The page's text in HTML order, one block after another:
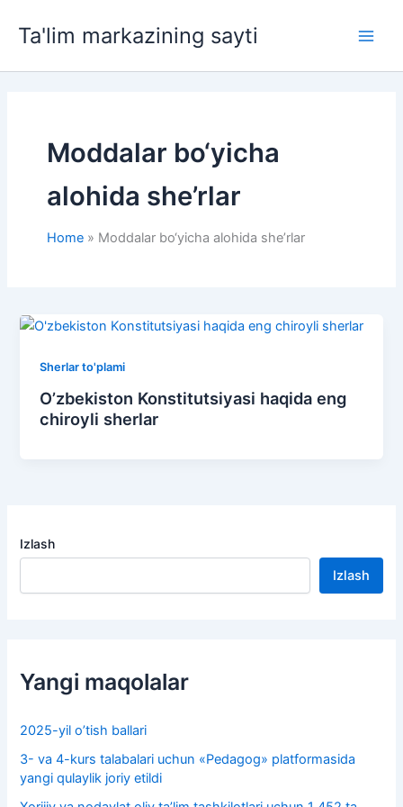
Ta'lim markazining sayti
Moddalar bo‘yicha
alohida she’rlar
Home Moddalar bo‘yicha alohida she’rlar
Sherlar to'plami
O’zbekiston Konstitutsiyasi haqida eng
chiroyli sherlar
Izlash
Izlash
Yangi maqolalar
2025-yil o’tish ballari
3- va 4-kurs talabalari uchun «Pedagog» platformasida
yangi qulaylik joriy etildi